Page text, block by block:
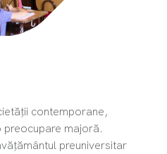
contemporane,
majoră.
preuniversitar